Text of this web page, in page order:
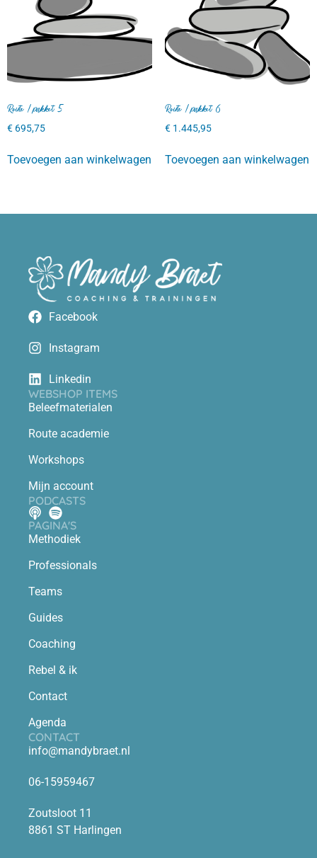
Route / pakket 5
€ 695,75
Toevoegen aan winkelwagen
Route / pakket 6
€1.445,95
Toevoegen aan winkelwagen
Facebook
Instagram
Linkedin
WEBSHOP ITEMS
Beleefmaterialen
Route academie
Workshops
Mijn account
PODCASTS
PAGINA'S
Methodiek
Professionals
Teams
Guides
Coaching
Rebel & ik
Contact
Agenda
CONTACT
info@mandybraet.nl
06-15959467
Zoutsloot 11
8861 ST Harlingen